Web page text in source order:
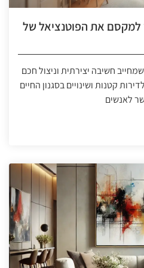
למקסם את הפוטנציאל של
חשיבה יצירתית וניצול חכם
קטנות ושינויים בסגנון החיים
לאנשים